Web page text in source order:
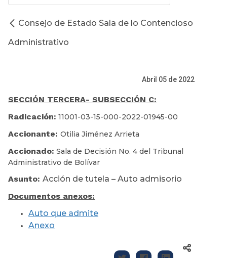
Consejo de Estado Sala de lo Contencioso
Administrativo
Abril 05 de 2022
SECCIÓN TERCERA- SUBSECCIÓN C:
Radicación: 11001-03-15-000-2022-01945-00
Accionante: Otilia Jiménez Arrieta
Accionado: Sala de Decisión No. 4 del Tribunal
Administrativo de Bolívar
Asunto: Acción de tutela – Auto admisorio
Documentos anexos:
Auto que admite
Anexo